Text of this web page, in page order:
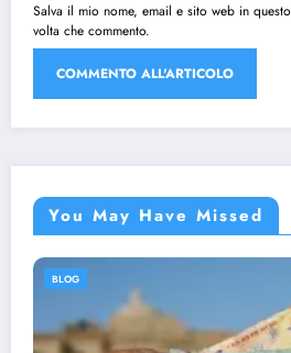
Salva il mio nome, email e sito web in
volta che commento.
You May Have Missed
BLOG